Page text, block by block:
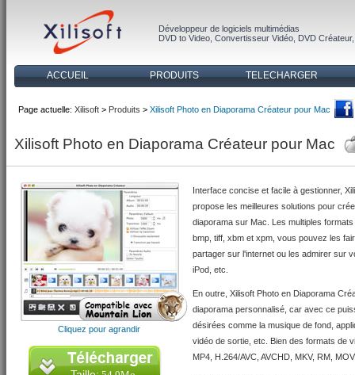
Développeur de logiciels multimédias
DVD to Video Convertisseur Vidéo DVD Créateur
ACCUEIL PRODUITS TELECHARGER
Page actuelle: Xilisoft > Produits > Xilisoft Photo en Diaporama Créateur pour Mac
Xilisoft Photo en Diaporama Créateur pour Mac
Cliquez pour agrandir
Interface concise et facile à gestionner,
propose les meilleures solutions pour
diaporama sur Mac. Les multiples
bmp, tiff, xbm et xpm, vous pouvez les
partager sur l'internet ou les admirer sur
iPod, etc.
En outre, Xilisoft Photo en Diaporama
diaporama personnalisé, car avec ce
désirées comme la musique de fond,
vidéo de sortie, etc. Bien des formats de
MP4, H.264/AVC, AVCHD, MKV, RM,